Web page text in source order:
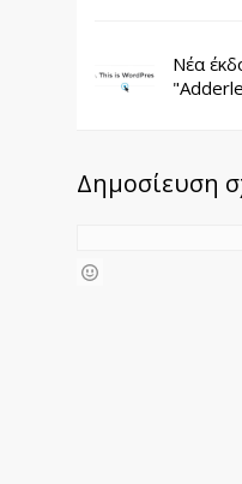
Νέα
Δημοσίευση